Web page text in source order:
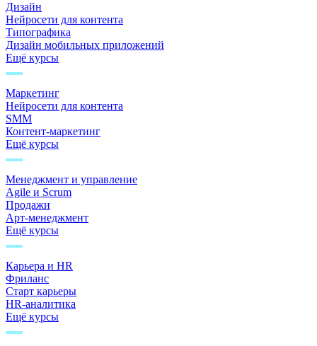
Дизайн
Нейросети для контента
Типографика
Дизайн мобильных приложений
Ещё курсы
Маркетинг
Нейросети для контента
SMM
Контент-маркетинг
Ещё курсы
Менеджмент и управление
Agile и Scrum
Продажи
Арт-менеджмент
Ещё курсы
Карьера и HR
Фриланс
Старт карьеры
HR-аналитика
Ещё курсы